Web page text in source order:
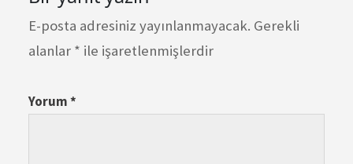
E-posta adresiniz yayınlanmayacak. Gerekli
alanlar * ile işaretlenmişlerdir
Yorum*